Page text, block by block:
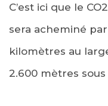
C’est ici que le
sera acheminé par
kilomètres au
2.600 mètres